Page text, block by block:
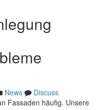
News
Discuss
Fassaden häufig. Unsere